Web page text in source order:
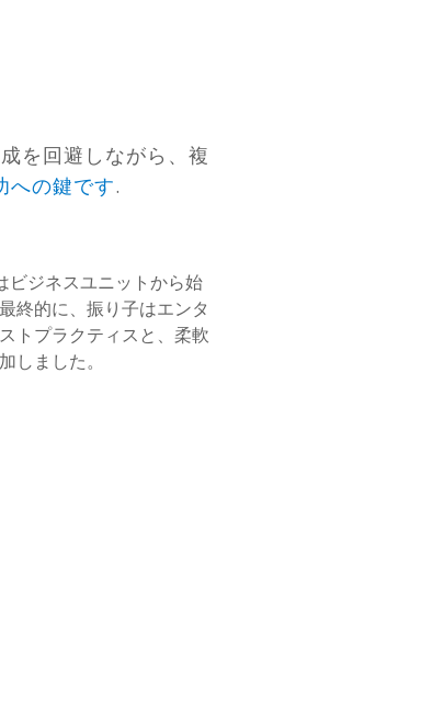
を回避しながら、複
への鍵です.
ビジネスユニットから始
終的に、振り子はエンタ
トプラクティスと、柔軟
しました。